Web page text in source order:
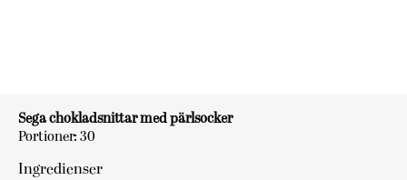
Sega chokladsnittar med pärlsocker
Portioner: 30
Ingredienser